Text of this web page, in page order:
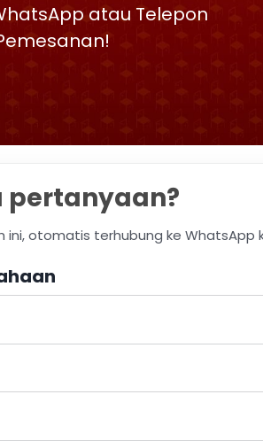
atau Telepon
pertanyaan?
ini, otomatis terhubung ke WhatsApp